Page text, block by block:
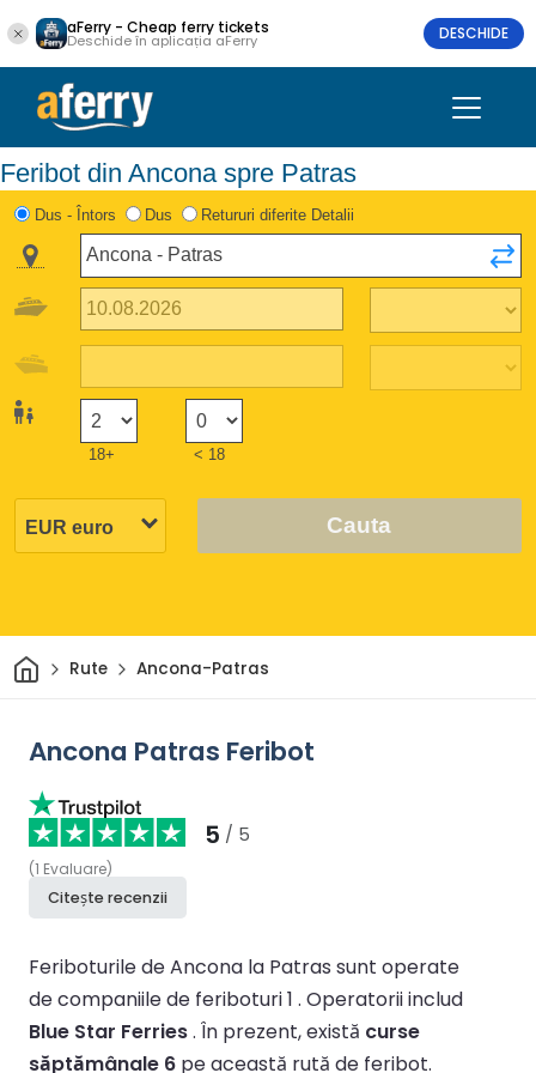
aFerry - Cheap ferry tickets
Deschide în aplicația aFerry DESCHIDE
Feribot din Ancona spre Patras
Dus - Întors Dus Retururi diferite Detalii
18+ < 18
Cauta
AcasăRute Ancona-Patras
Ancona Patras Feribot
5 / 5
(1 Evaluare)
Citește recenzii
Feriboturile de Ancona la Patras sunt operate
de companiile de feriboturi 1 . Operatorii includ
Blue Star Ferries. În prezent, există curse
săptămânale 6 pe această rută de feribot.